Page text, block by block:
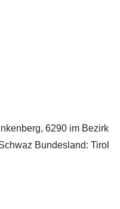
6290 im Bezirk
Bundesland: Tirol